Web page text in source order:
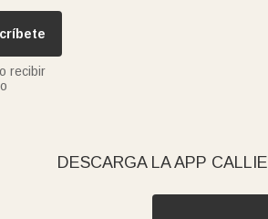
recibir
DESCARGA LA APP CALLIE